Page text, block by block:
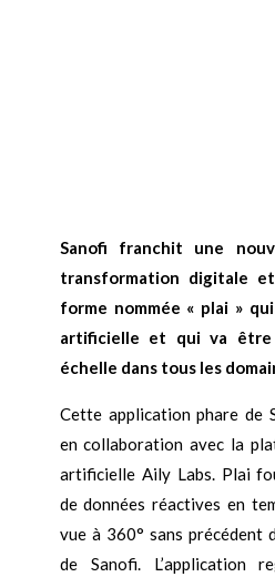
Sanofi franchit une
transformation digitale
forme nommée « plai »
artificielle et qui va être
échelle dans tous les
Cette application phare de
en collaboration avec la
artificielle Aily Labs. Plai
de données réactives en
vue à 360° sans précédent
de Sanofi. L’application